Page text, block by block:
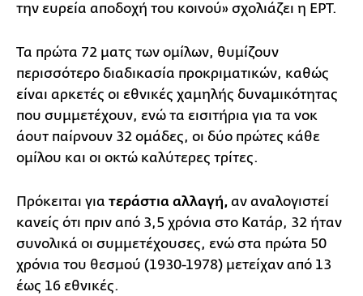
την ευρεία αποδοχή του κοινού» σχολιάζει η ΕΡΤ.
Τα πρώτα 72 ματς των ομίλων, θυμίζουν
περισσότερο διαδικασία προκριματικών, καθώς
είναι αρκετές οι εθνικές χαμηλής δυναμικότητας
που συμμετέχουν, ενώ τα εισιτήρια για τα νοκ
άουτ παίρνουν 32 ομάδες, οι δύο πρώτες κάθε
ομίλου και οι οκτώ καλύτερες τρίτες.
Πρόκειται για τεράστια αλλαγή, αν αναλογιστεί
κανείς ότι πριν από 3,5 χρόνια στο Κατάρ, 32 ήταν
συνολικά οι συμμετέχουσες, ενώ στα πρώτα 50
χρόνια του θεσμού (1930-1978) μετείχαν από 13
έως 16 εθνικές.